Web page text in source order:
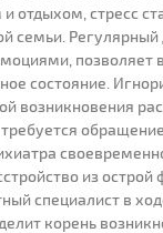
отдыхом, стресс
семьи.
позволяет
состояние.
возникновения
из
специалист в
корень